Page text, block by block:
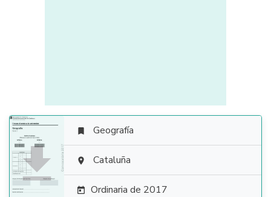

 Geografía
 Cataluña
 Ordinaria de 2017